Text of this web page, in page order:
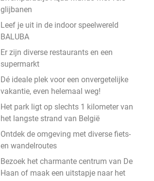
glijbanen
Leef je uit in de indoor speelwereld
BALUBA
Er zijn diverse restaurants en een
supermarkt
Dé ideale plek voor een onvergetelijke
vakantie, even helemaal weg!
Het park ligt op slechts 1 kilometer van
het langste strand van België
Ontdek de omgeving met diverse fiets-
en wandelroutes
Bezoek het charmante centrum van De
Haan of maak een uitstapje naar het